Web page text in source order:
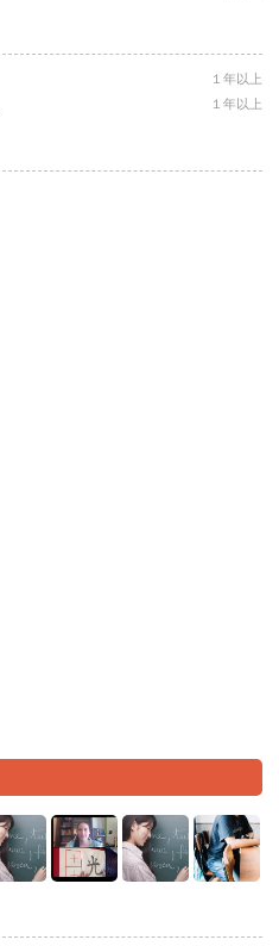
１年以上
１年以上